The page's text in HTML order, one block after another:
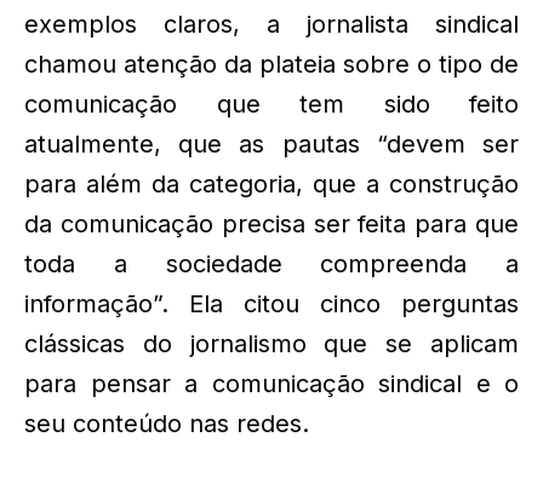
exemplos claros, a jornalista sindical
chamou atenção da plateia sobre o tipo de
comunicação que tem sido feito
atualmente, que as pautas “devem ser
para além da categoria, que a construção
da comunicação precisa ser feita para que
toda a sociedade compreenda a
informação”. Ela citou cinco perguntas
clássicas do jornalismo que se aplicam
para pensar a comunicação sindical e o
seu conteúdo nas redes.